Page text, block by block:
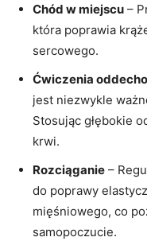
Chód w miejscu –
która poprawia
sercowego.
Ćwiczenia
jest niezwykle
Stosując głębokie
krwi.
Rozciąganie –
do poprawy
mięśniowego, co
samopoczucie.